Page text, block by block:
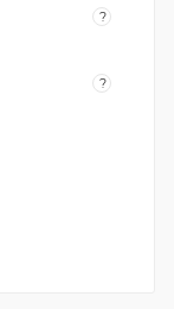
?
?